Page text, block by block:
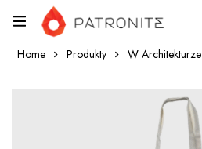
Home Produkty W Architekturze